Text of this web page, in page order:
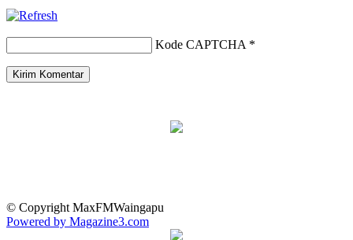
Kode CAPTCHA *
© Copyright MaxFMWaingapu
Powered by Magazine3.com